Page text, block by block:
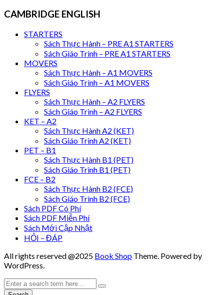
CAMBRIDGE ENGLISH
STARTERS
Sách Thực Hành – PRE A1 STARTERS
Sách Giáo Trình – PRE A1 STARTERS
MOVERS
Sách Thực Hành – A1 MOVERS
Sách Giáo Trình – A1 MOVERS
FLYERS
Sách Thực Hành – A2 FLYERS
Sách Giáo Trình – A2 FLYERS
KET – A2
Sách Thực Hành A2 (KET)
Sách Giáo Trình A2 (KET)
PET – B1
Sách Thực Hành B1 (PET)
Sách Giáo Trình B1 (PET)
FCE – B2
Sách Thực Hành B2 (FCE)
Sách Giáo Trình B2 (FCE)
Sách PDF Có Phí
Sách PDF Miễn Phí
Sách Mới Cập Nhật
HỎI – ĐÁP
All rights reserved @2025 Book Shop Theme. Powered by
WordPress.